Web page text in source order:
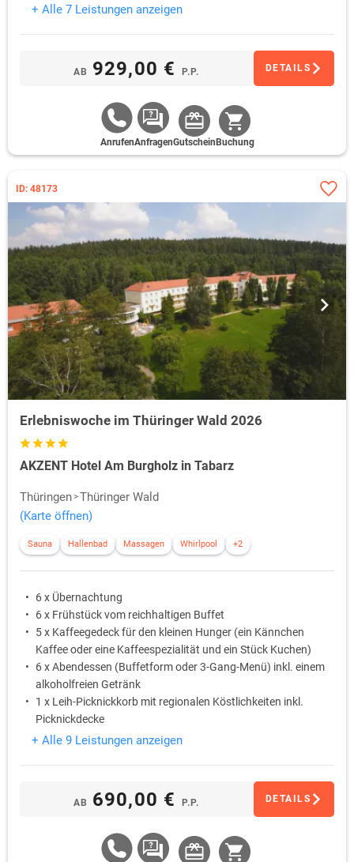
+ Alle 7 Leistungen anzeigen
AB 929,00 € P.P. DETAILS
AnrufenAnfragenGutschein Buchung
ID: 48173
Erlebniswoche im Thüringer Wald 2026
AKZENT Hotel Am Burgholz in Tabarz
Thüringen Thüringer Wald
(Karte öffnen)
Sauna Hallenbad Massagen Whirlpool +2
6 x Übernachtung
6 x Frühstück vom reichhaltigen Buffet
5 x Kaffeegedeck für den kleinen Hunger (ein Kännchen
Kaffee oder eine Kaffeespezialität und ein Stück Kuchen)
6 x Abendessen (Buffetform oder 3-Gang-Menü) inkl. einem
alkoholfreien Getränk
1 x Leih-Picknickkorb mit regionalen Köstlichkeiten inkl.
Picknickdecke
Nutzung des Saunabereiches und des Schwimmbades
+ Alle 9 Leistungen anzeigen
AB 690,00 € P.P. DETAILS